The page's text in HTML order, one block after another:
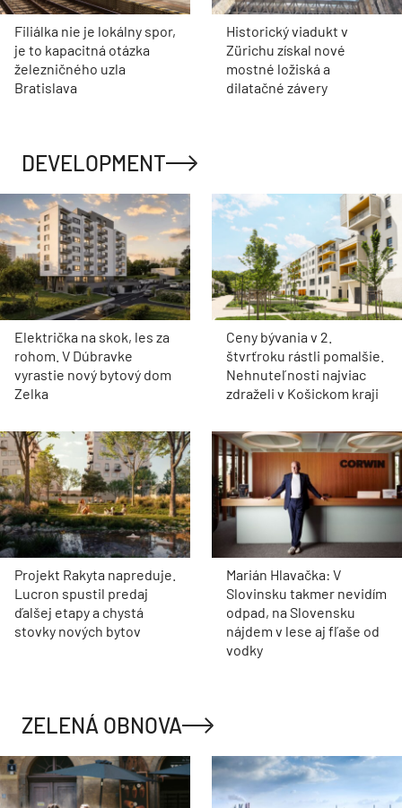
Filiálka nie je lokálny spor,
je to kapacitná otázka
železničného uzla
Bratislava
Historický viadukt v
Zürichu získal nové
mostné ložiská a
dilatačné závery
DEVELOPMENT
Električka na skok, les za
rohom. V Dúbravke
vyrastie nový bytový dom
Zelka
Ceny bývania v 2.
štvrťroku rástli pomalšie.
Nehnuteľnosti najviac
zdraželi v Košickom kraji
Projekt Rakyta napreduje.
Lucron spustil predaj
ďalšej etapy a chystá
stovky nových bytov
Marián Hlavačka: V
Slovinsku takmer nevidím
odpad, na Slovensku
nájdem v lese aj fľaše od
vodky
ZELENÁ OBNOVA